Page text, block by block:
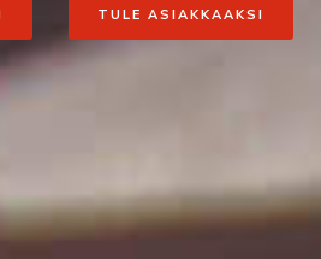
TULE ASIAKKAAKSI